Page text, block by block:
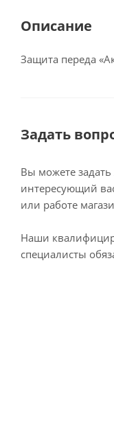
Описание
Защита переда
Задать
Вы можете
интересующий
или работе
Наши
специалисты